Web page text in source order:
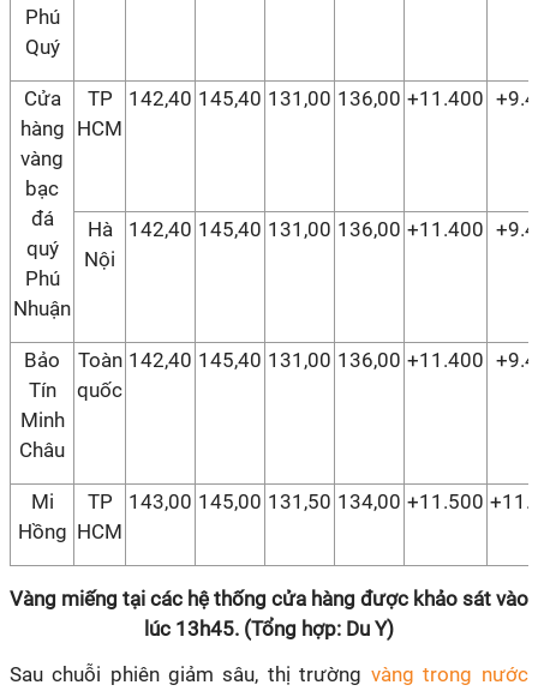
Phú
Quý
Cửa
hàng
vàng
bạc
đá
quý
Phú
Nhuận
TP
HCM
142,40 145,40 131,00 136,00 +11.400
Hà
Nội
142,40 145,40 131,00 136,00 +11.400
Bảo
Tín
Minh
Châu
Toàn
quốc
142,40 145,40 131,00 136,00 +11.400
Mi
Hồng
TP
HCM
143,00 145,00 131,50 134,00 +11.500
Vàng miếng tại các hệ thống cửa hàng được khảo sát vào
lúc 13h45. (Tổng hợp: Du Y)
Sau chuỗi phiên giảm sâu, thị trường vàng trong nước